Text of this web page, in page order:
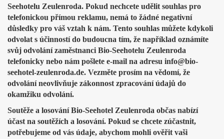
Seehotelu Zeulenroda. Pokud nechcete udělit souhlas pro
telefonickou přímou reklamu, nemá to žádné negativní
důsledky pro váš vztah k nám. Tento souhlas můžete kdykoli
odvolat s účinností do budoucna tím, že například oznámíte
svůj odvolání zaměstnanci Bio-Seehotelu Zeulenroda
telefonicky nebo nám pošlete e-mail na adresu info@bio-
seehotel-zeulenroda.de. Vezměte prosím na vědomí, že
odvolání neovlivňuje zákonnost zpracování údajů do
okamžiku odvolání.
Soutěže a losování Bio-Seehotel Zeulenroda občas nabízí
účast na soutěžích a losování. Pokud se chcete zúčastnit,
potřebujeme od vás údaje, abychom mohli ověřit vaši